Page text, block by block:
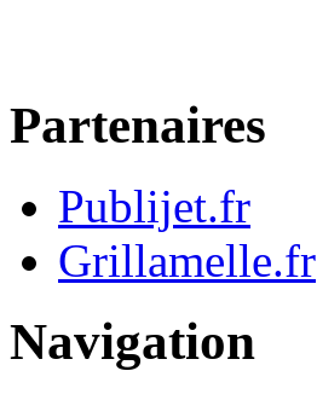
Partenaires
Publijet.fr
Grillamelle.fr
Navigation